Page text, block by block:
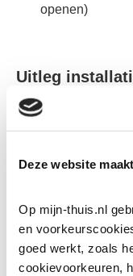
Deze website
Op mijn-thuis.nl
en
goed werkt, zoals
cookievoorkeuren,
openen)
Uitleg